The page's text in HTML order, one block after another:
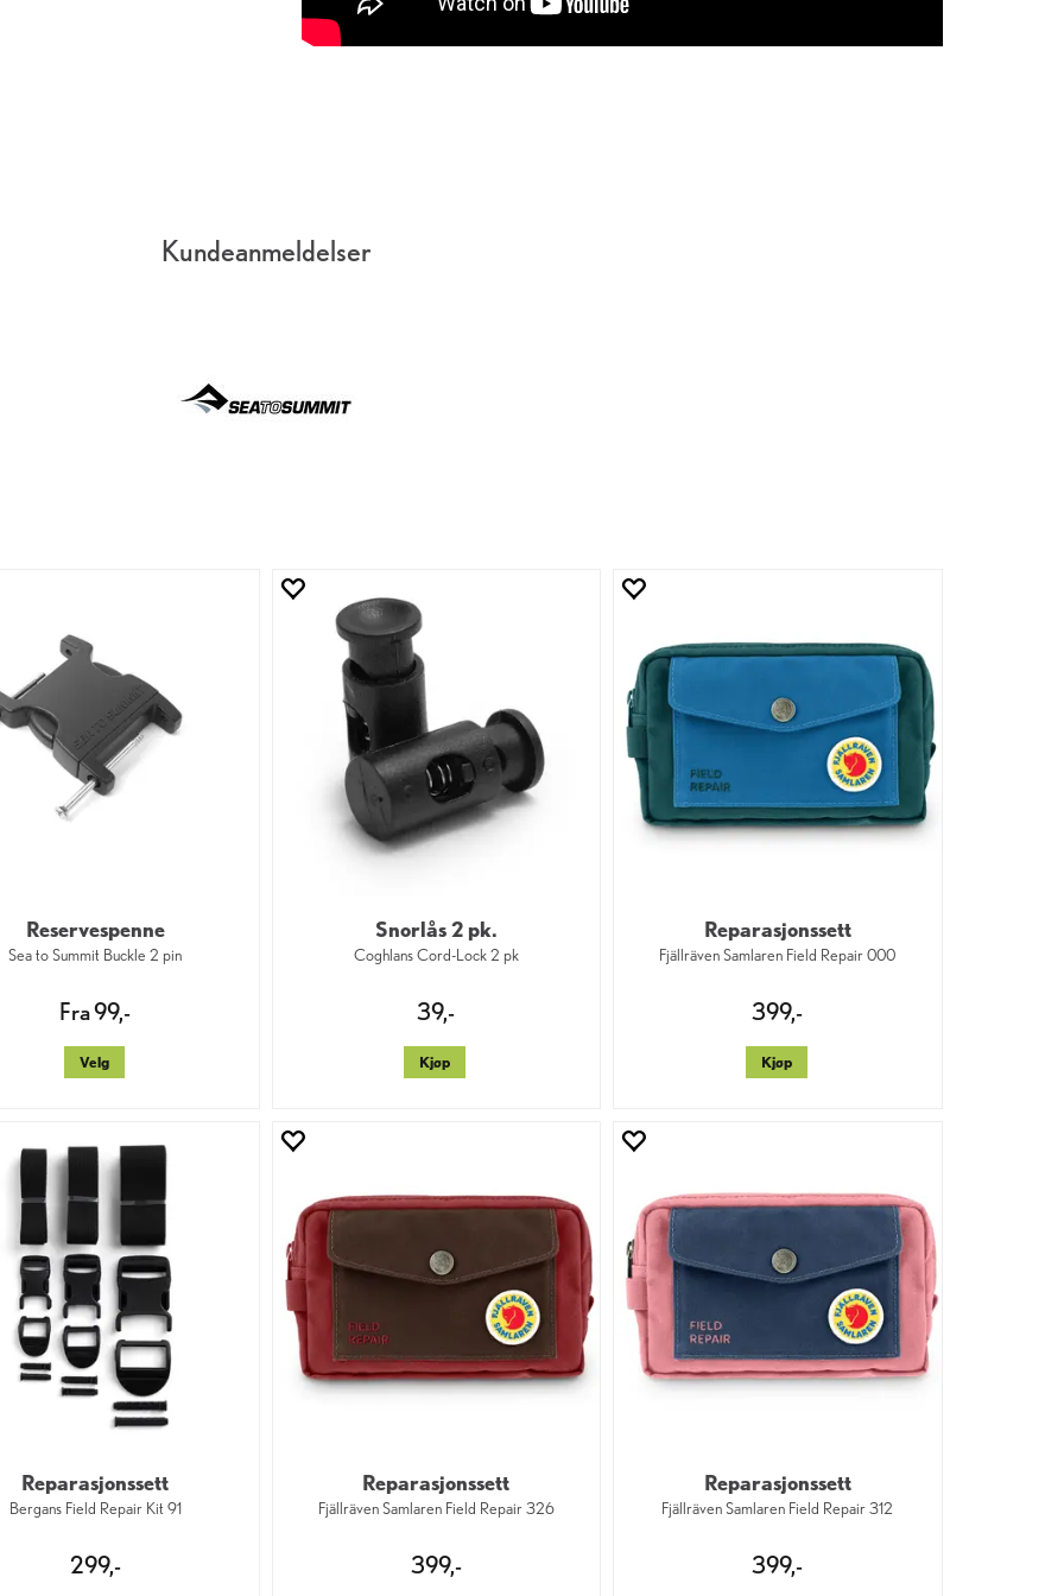
Kundeanmeldelser
Reservespenne
Sea to Summit Buckle 2 pin
Fra 99,-
Velg
Snorlås 2 pk.
Coghlans Cord-Lock 2 pk
39,-
Kjøp
Reparasjonssett
Fjällräven Samlaren Field Repair 000
399,-
Kjøp
Reparasjonssett
Bergans Field Repair Kit 91
299,-
Reparasjonssett
Fjällräven Samlaren Field Repair 326
399,-
Reparasjonssett
Fjällräven Samlaren Field Repair 312
399,-